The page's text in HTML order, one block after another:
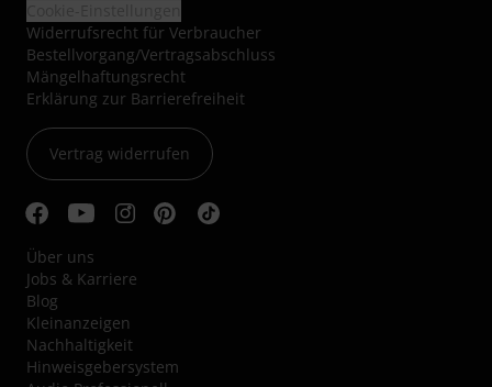
Widerrufsrecht für Verbraucher
Bestellvorgang/Vertragsabschluss
Mängelhaftungsrecht
Erklärung zur Barrierefreiheit
Vertrag widerrufen
Über uns
Jobs & Karriere
Blog
Kleinanzeigen
Nachhaltigkeit
Hinweisgebersystem